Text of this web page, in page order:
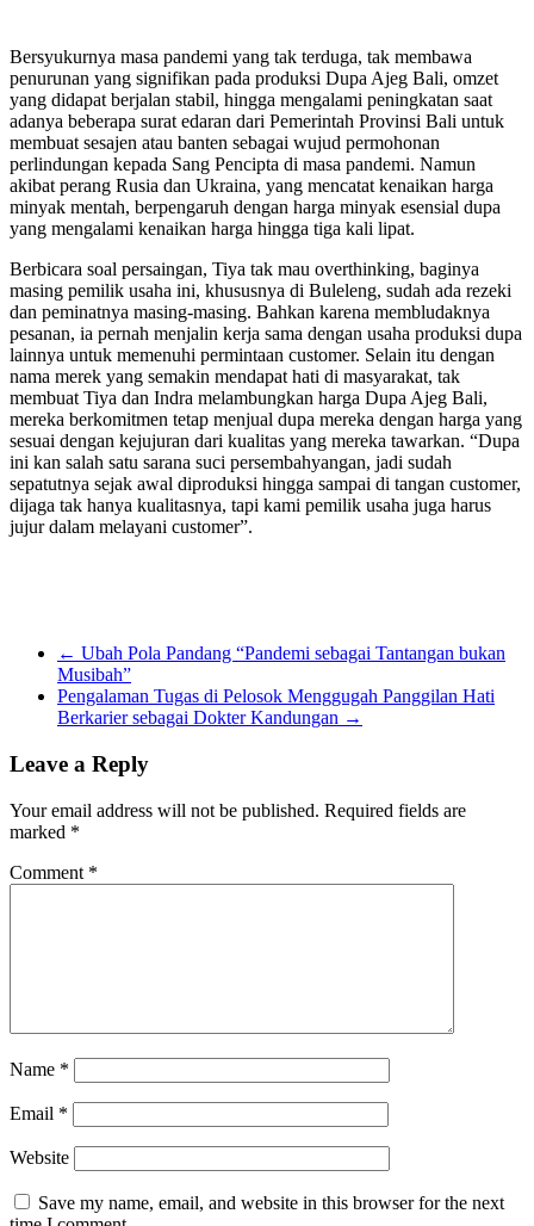
Bersyukurnya masa pandemi yang tak terduga, tak membawa
penurunan yang signifikan pada produksi Dupa Ajeg Bali, omzet
yang didapat berjalan stabil, hingga mengalami peningkatan saat
adanya beberapa surat edaran dari Pemerintah Provinsi Bali untuk
membuat sesajen atau banten sebagai wujud permohonan
perlindungan kepada Sang Pencipta di masa pandemi. Namun
akibat perang Rusia dan Ukraina, yang mencatat kenaikan harga
minyak mentah, berpengaruh dengan harga minyak esensial dupa
yang mengalami kenaikan harga hingga tiga kali lipat.
Berbicara soal persaingan, Tiya tak mau overthinking, baginya
masing pemilik usaha ini, khususnya di Buleleng, sudah ada rezeki
dan peminatnya masing-masing. Bahkan karena membludaknya
pesanan, ia pernah menjalin kerja sama dengan usaha produksi dupa
lainnya untuk memenuhi permintaan customer. Selain itu dengan
nama merek yang semakin mendapat hati di masyarakat, tak
membuat Tiya dan Indra melambungkan harga Dupa Ajeg Bali,
mereka berkomitmen tetap menjual dupa mereka dengan harga yang
sesuai dengan kejujuran dari kualitas yang mereka tawarkan. “Dupa
ini kan salah satu sarana suci persembahyangan, jadi sudah
sepatutnya sejak awal diproduksi hingga sampai di tangan customer,
dijaga tak hanya kualitasnya, tapi kami pemilik usaha juga harus
jujur dalam melayani customer”.
← Ubah Pola Pandang “Pandemi sebagai Tantangan bukan
Musibah”
Pengalaman Tugas di Pelosok Menggugah Panggilan Hati
Berkarier sebagai Dokter Kandungan →
Leave a Reply
Your email address will not be published. Required fields are
marked *
Comment *
Name *
Email *
Website
Save my name, email, and website in this browser for the next